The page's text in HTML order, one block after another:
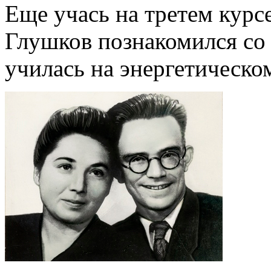
Еще учась на третем
Глушков познакомился
училась на